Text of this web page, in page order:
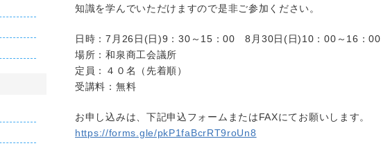
知識を学んでいただけますので是非ご参加ください。
日時：7月26日(日)9：30～15：00 8月30日(日)10：00～16：00
場所：和泉商工会議所
定員：４０名（先着順）
受講料：無料
お申し込みは、下記申込フォームまたはFAXにてお願いします。
https://forms.gle/pkP1faBcrRT9roUn8